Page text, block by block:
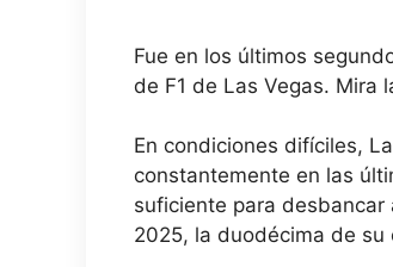
Fue en los últimos
de F1 de Las Vegas. Mira
En condiciones difíciles,
constantemente en las
suficiente para desbancar
2025, la duodécima de su